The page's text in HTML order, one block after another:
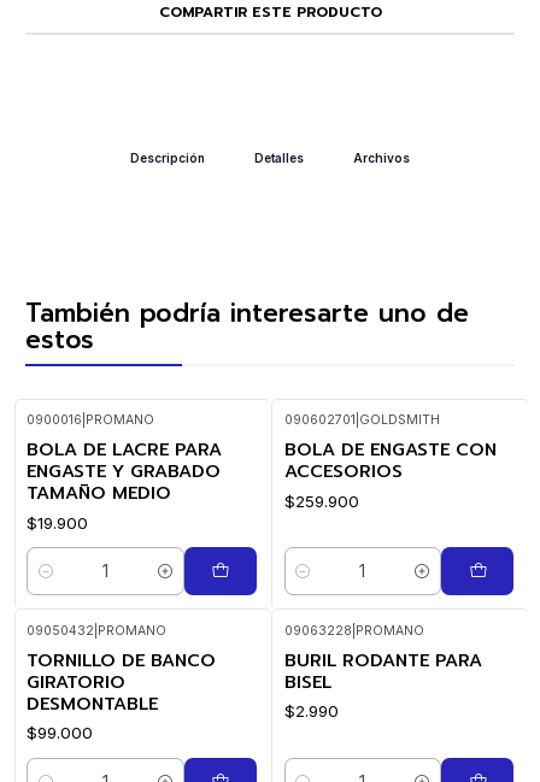
COMPARTIR ESTE PRODUCTO
Descripción Detalles Archivos
También podría interesarte uno de
estos
0900016 PROMANO
BOLA DE LACRE PARA
ENGASTE Y GRABADO
TAMAÑO MEDIO
$19.900
Cantidad
090602701 GOLDSMITH
BOLA DE ENGASTE CON
ACCESORIOS
$259.900
Cantidad
09050432 PROMANO
TORNILLO DE BANCO
GIRATORIO
DESMONTABLE
$99.000
09063228 PROMANO
BURIL RODANTE PARA
BISEL
$2.990